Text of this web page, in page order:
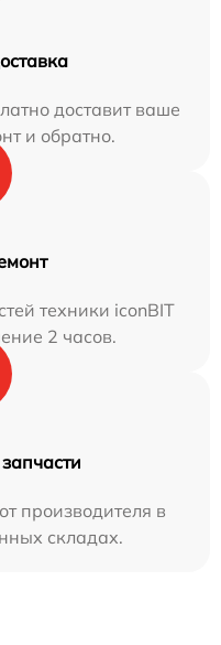
доставит ваше
и обратно.
техники iconBIT
2 часов.
производителя в
складах.